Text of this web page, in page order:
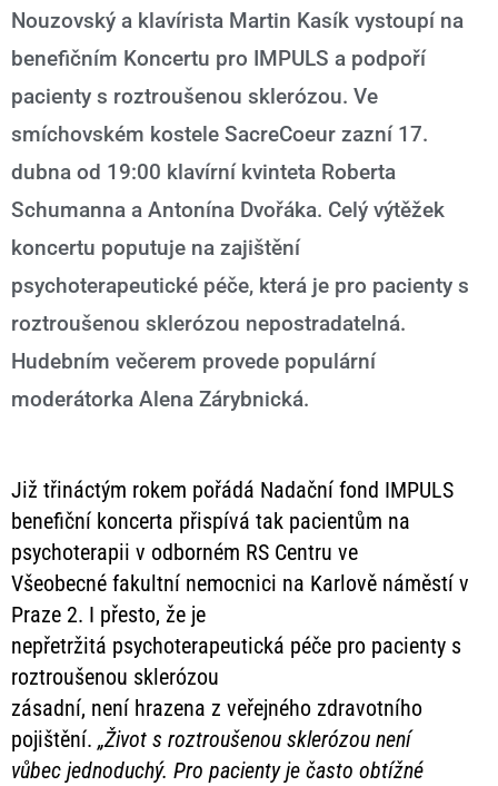
Nouzovský a klavírista Martin Kasík vystoupí na
benefičním Koncertu pro IMPULS a podpoří
pacienty s roztroušenou sklerózou. Ve
smíchovském kostele SacreCoeur zazní 17.
dubna od 19:00 klavírní kvinteta Roberta
Schumanna a Antonína Dvořáka. Celý výtěžek
koncertu poputuje na zajištění
psychoterapeutické péče, která je pro pacienty s
roztroušenou sklerózou nepostradatelná.
Hudebním večerem provede populární
moderátorka Alena Zárybnická.
Již třináctým rokem pořádá Nadační fond IMPULS
benefiční koncerta přispívá tak pacientům na
psychoterapii v odborném RS Centru ve
Všeobecné fakultní nemocnici na Karlově náměstí v
Praze 2. I přesto, že je
nepřetržitá psychoterapeutická péče pro pacienty s
roztroušenou sklerózou
zásadní, není hrazena z veřejného zdravotního
pojištění. „Život s roztroušenou sklerózou není
vůbec jednoduchý. Pro pacienty je často obtížné